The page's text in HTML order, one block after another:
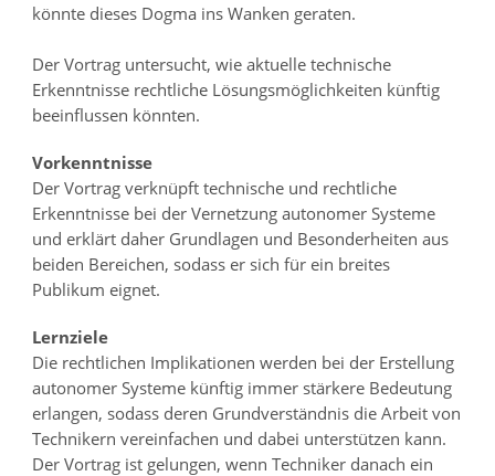
könnte dieses Dogma ins Wanken geraten.
Der Vortrag untersucht, wie aktuelle technische
Erkenntnisse rechtliche Lösungsmöglichkeiten künftig
beeinflussen könnten.
Vorkenntnisse
Der Vortrag verknüpft technische und rechtliche
Erkenntnisse bei der Vernetzung autonomer Systeme
und erklärt daher Grundlagen und Besonderheiten aus
beiden Bereichen, sodass er sich für ein breites
Publikum eignet.
Lernziele
Die rechtlichen Implikationen werden bei der Erstellung
autonomer Systeme künftig immer stärkere Bedeutung
erlangen, sodass deren Grundverständnis die Arbeit von
Technikern vereinfachen und dabei unterstützen kann.
Der Vortrag ist gelungen, wenn Techniker danach ein